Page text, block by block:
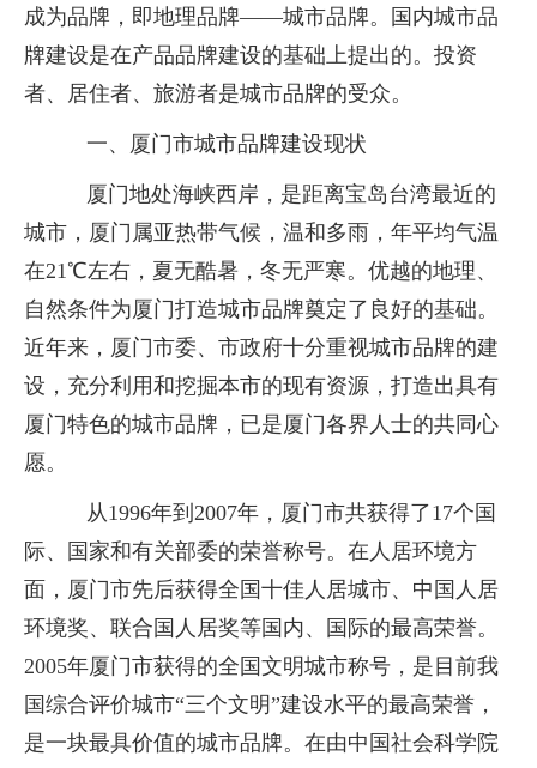
成为品牌，即地理品牌——城市品牌。国内城市品
牌建设是在产品品牌建设的基础上提出的。投资
者、居住者、旅游者是城市品牌的受众。
一、厦门市城市品牌建设现状
厦门地处海峡西岸，是距离宝岛台湾最近的
城市，厦门属亚热带气候，温和多雨，年平均气温
在21℃左右，夏无酷暑，冬无严寒。优越的地理、
自然条件为厦门打造城市品牌奠定了良好的基础。
近年来，厦门市委、市政府十分重视城市品牌的建
设，充分利用和挖掘本市的现有资源，打造出具有
厦门特色的城市品牌，已是厦门各界人士的共同心
愿。
从1996年到2007年，厦门市共获得了17个国
际、国家和有关部委的荣誉称号。在人居环境方
面，厦门市先后获得全国十佳人居城市、中国人居
环境奖、联合国人居奖等国内、国际的最高荣誉。
2005年厦门市获得的全国文明城市称号，是目前我
国综合评价城市“三个文明”建设水平的最高荣誉，
是一块最具价值的城市品牌。在由中国社会科学院